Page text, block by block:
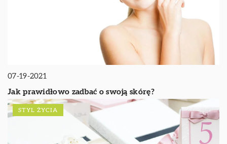
07-19-2021
Jak prawidłowo zadbać o swoją skórę?
STYL ŻYCIA